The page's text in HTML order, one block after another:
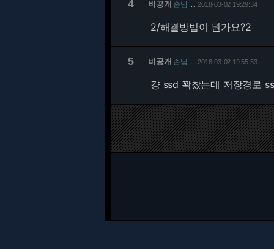
4 비공개 손님 2018-03-02 19:29:34
2/해결방법이 뭔가요?2
5 비공개 손님 2018-03-02 19:55:53
걍 ssd 꽉찼는데 저장경로